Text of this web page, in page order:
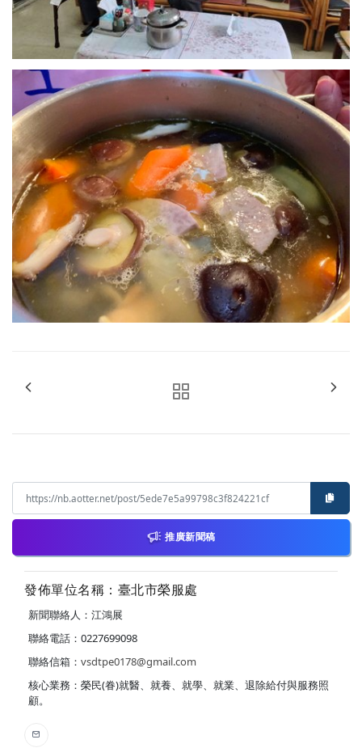
推廣新聞稿
發佈單位名稱：臺北市榮服處
新聞聯絡人：江鴻展
聯絡電話：0227699098
聯絡信箱： vsdtpe0178@gmail.com
核心業務：榮民(眷)就醫、就養、就學、就業、退除給付與服務照
顧。